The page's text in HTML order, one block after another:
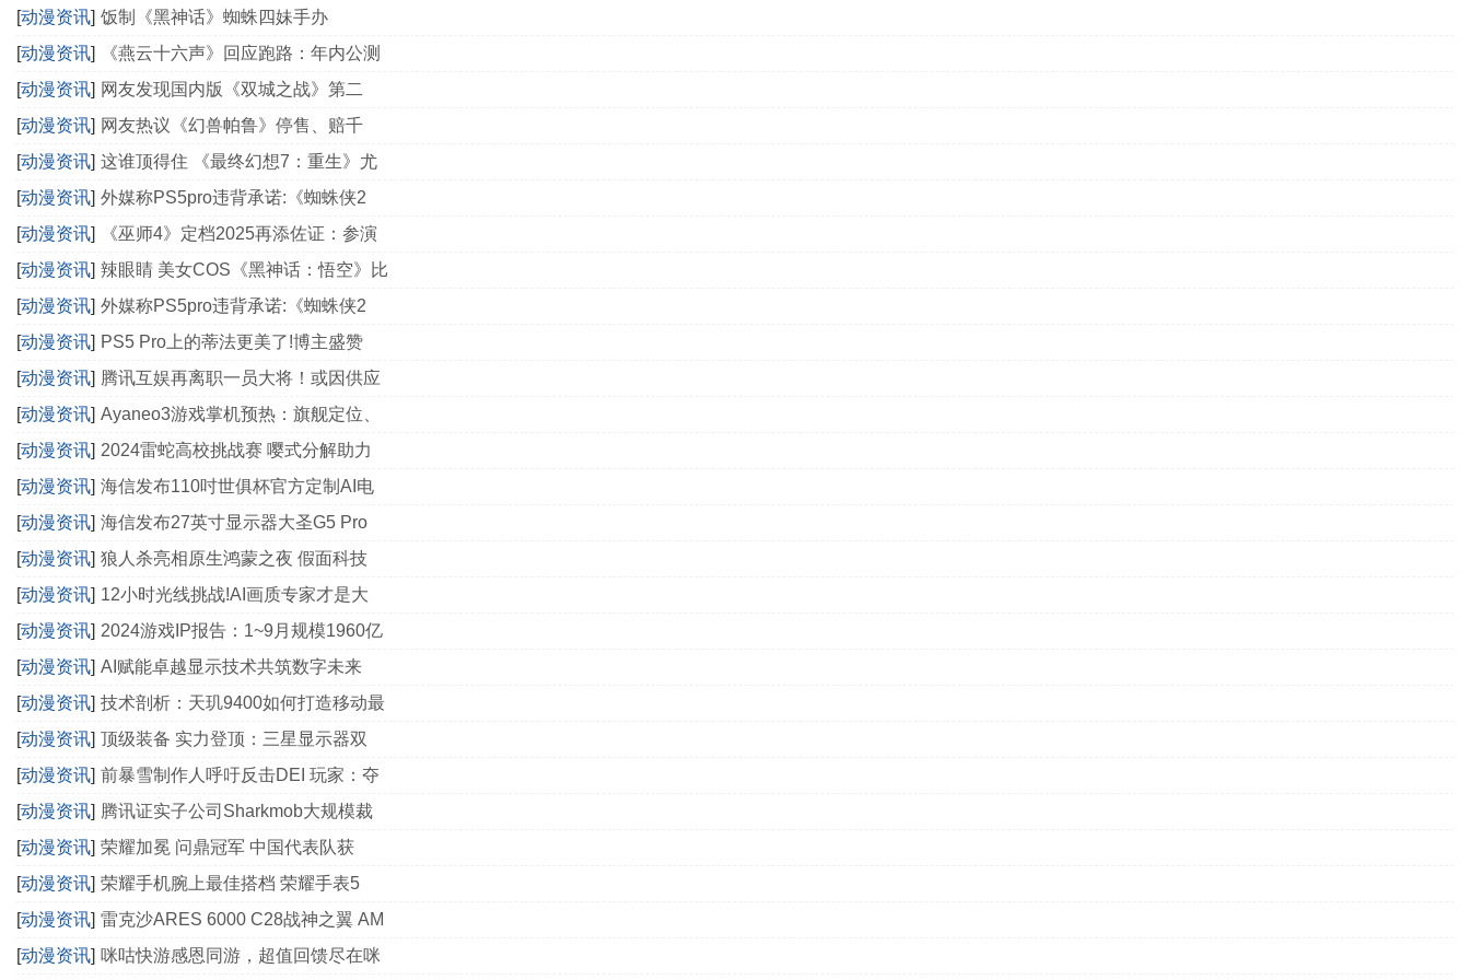
[动漫资讯] 饭制《黑神话》蜘蛛四妹手办
[动漫资讯]
《燕云十六声》回应跑路：年内公测
[动漫资讯] 网友发现国内版《双城之战》第二
[动漫资讯] 网友热议《幻兽帕鲁》停售、赔千
[动漫资讯] 这谁顶得住 《最终幻想7：重生》尤
[动漫资讯] 外媒称PS5pro违背承诺:《蜘蛛侠2
[动漫资讯]
《巫师4》定档2025再添佐证：参演
[动漫资讯] 辣眼睛 美女COS《黑神话：悟空》比
[动漫资讯] 外媒称PS5pro违背承诺:《蜘蛛侠2
[动漫资讯] PS5 Pro上的蒂法更美了!博主盛赞
[动漫资讯] 腾讯互娱再离职一员大将！或因供应
[动漫资讯] Ayaneo3游戏掌机预热：旗舰定位、
[动漫资讯] 2024雷蛇高校挑战赛 嘤式分解助力
[动漫资讯] 海信发布110吋世俱杯官方定制AI电
[动漫资讯] 海信发布27英寸显示器大圣G5 Pro
[动漫资讯] 狼人杀亮相原生鸿蒙之夜 假面科技
[动漫资讯] 12小时光线挑战!AI画质专家才是大
[动漫资讯] 2024游戏IP报告：1~9月规模1960亿
[动漫资讯] AI赋能卓越显示技术共筑数字未来
[动漫资讯] 技术剖析：天玑9400如何打造移动最
[动漫资讯] 顶级装备 实力登顶：三星显示器双
[动漫资讯] 前暴雪制作人呼吁反击DEI 玩家：夺
[动漫资讯] 腾讯证实子公司Sharkmob大规模裁
[动漫资讯] 荣耀加冕 问鼎冠军 中国代表队获
[动漫资讯] 荣耀手机腕上最佳搭档 荣耀手表5
[动漫资讯] 雷克沙ARES 6000 C28战神之翼 AM
[动漫资讯] 咪咕快游感恩同游，超值回馈尽在咪